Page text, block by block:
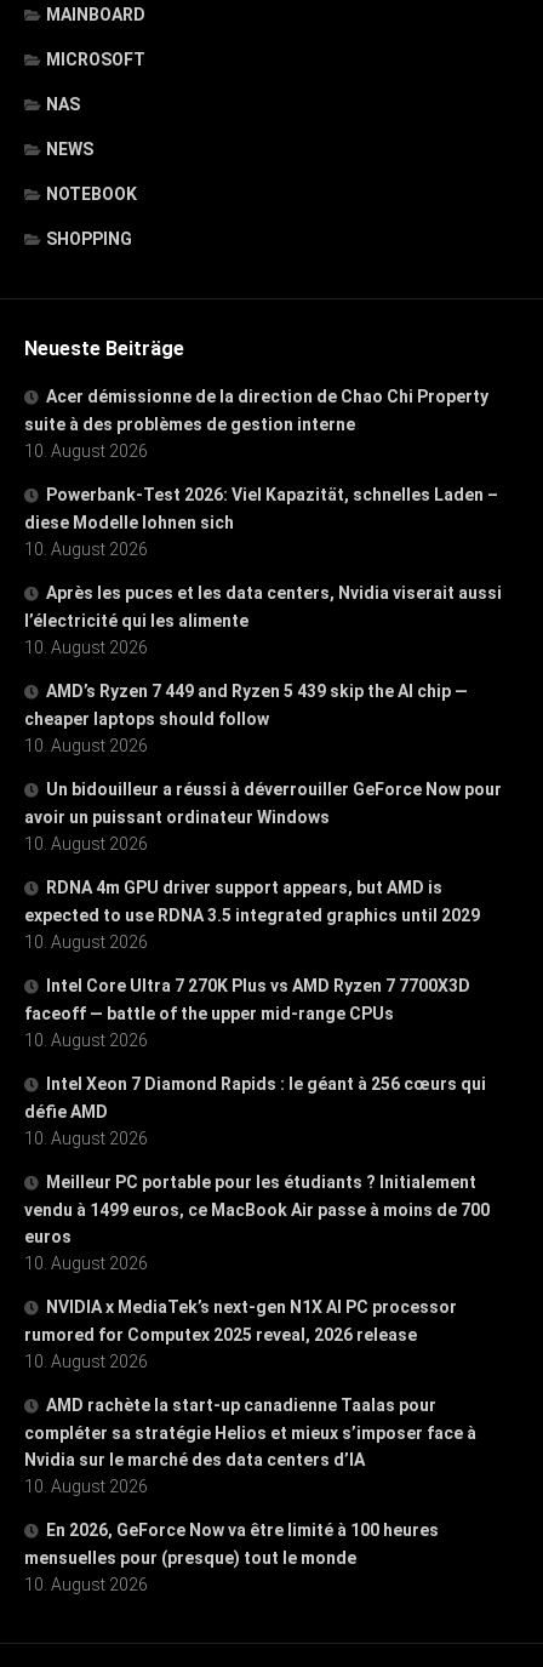
MAINBOARD
MICROSOFT
NAS
NEWS
NOTEBOOK
SHOPPING
Neueste Beiträge
Acer démissionne de la direction de Chao Chi Property
suite à des problèmes de gestion interne
10. August 2026
Powerbank-Test 2026: Viel Kapazität, schnelles Laden –
diese Modelle lohnen sich
10. August 2026
Après les puces et les data centers, Nvidia viserait aussi
l’électricité qui les alimente
10. August 2026
AMD’s Ryzen 7 449 and Ryzen 5 439 skip the AI chip —
cheaper laptops should follow
10. August 2026
Un bidouilleur a réussi à déverrouiller GeForce Now pour
avoir un puissant ordinateur Windows
10. August 2026
RDNA 4m GPU driver support appears, but AMD is
expected to use RDNA 3.5 integrated graphics until 2029
10. August 2026
Intel Core Ultra 7 270K Plus vs AMD Ryzen 7 7700X3D
faceoff — battle of the upper mid-range CPUs
10. August 2026
Intel Xeon 7 Diamond Rapids : le géant à 256 cœurs qui
défie AMD
10. August 2026
Meilleur PC portable pour les étudiants ? Initialement
vendu à 1499 euros, ce MacBook Air passe à moins de 700
euros
10. August 2026
NVIDIA x MediaTek’s next-gen N1X AI PC processor
rumored for Computex 2025 reveal, 2026 release
10. August 2026
AMD rachète la start-up canadienne Taalas pour
compléter sa stratégie Helios et mieux s’imposer face à
Nvidia sur le marché des data centers d’IA
10. August 2026
En 2026, GeForce Now va être limité à 100 heures
mensuelles pour (presque) tout le monde
10. August 2026